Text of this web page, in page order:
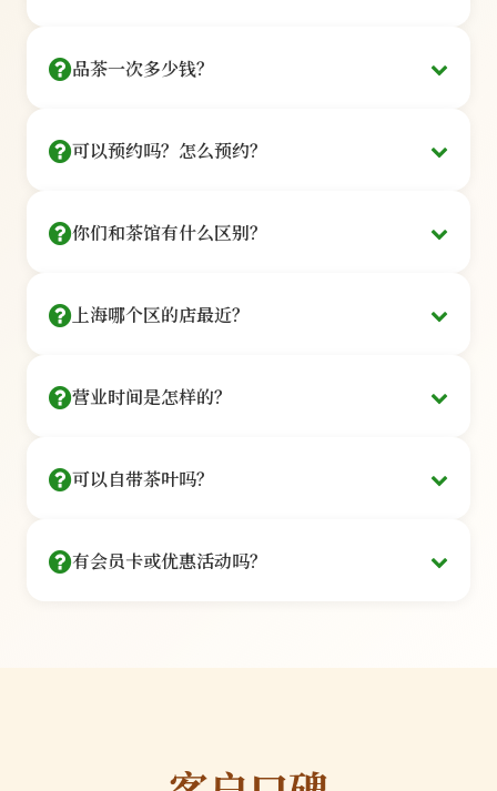
看三点：茶艺师是否持证、茶品是否可溯源、环境
我们的每一位茶艺师都持有国家认证的高级茶艺师资格
证书，平均从业经验11年以上。所有茶品均来自西湖龙
信息。
私密独立包间
品茶一次多少钱？
¥128
¥288
¥588
可以预约吗？怎么预约？
在线预约
30秒完成
拨打 400-888-6666 客服为您安排
微信预约
你们和茶馆有什么区别？
私密小包间
上海哪个区的店最近？
长宁 · 虹桥开发区
黄浦 · 淮海中路 虹口 · 北外滩
营业时间是怎样的？
周一至周五：10:00 - 21:00（最后入场时间20:00）
部分门店提供夜间包场服务，如需在非营业时间使
可以自带茶叶吗？
提前告知：请在预约时说明自带茶叶，以便我们准
专业品鉴师严格筛选，确保品质和口感。
有会员卡或优惠活动吗？
9折优惠+生日礼品+优先预约